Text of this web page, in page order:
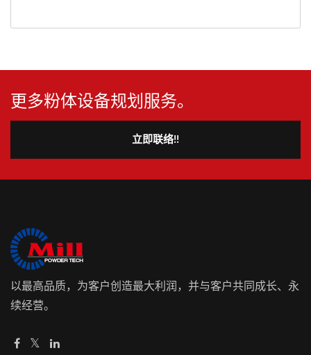
更多粉体设备规划服务。
立即联络!!
以最高品质，为客户创造最大利润，并与客户共同成长、永
续经营。